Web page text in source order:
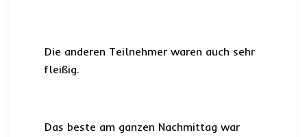
Die anderen Teilnehmer waren auch sehr
fleißig.
Das beste am ganzen Nachmittag war